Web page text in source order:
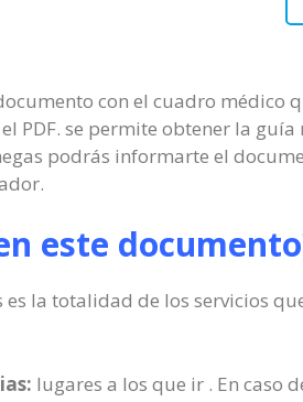
con el cuadro médico
PDF. se permite obtener la
podrás informarte el
este
la totalidad de los servicios
lugares a los que ir . En caso